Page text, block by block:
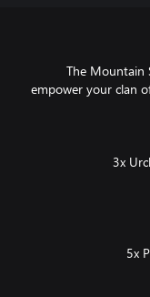
The Mountain
empower your clan